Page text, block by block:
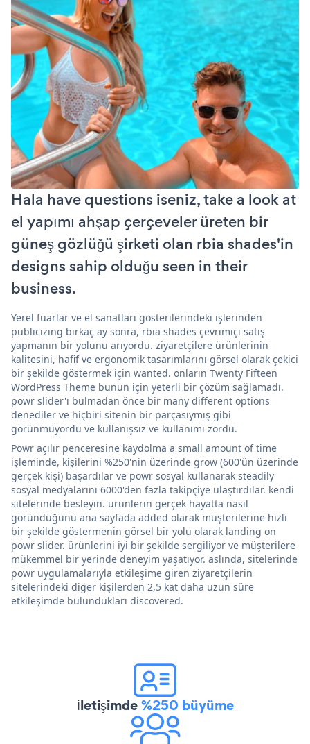
Hala have questions iseniz, take a look at
el yapımı ahşap çerçeveler üreten bir
güneş gözlüğü şirketi olan rbia shades'in
designs sahip olduğu seen in their
business.
Yerel fuarlar ve el sanatları gösterilerindeki işlerinden
publicizing birkaç ay sonra, rbia shades çevrimiçi satış
yapmanın bir yolunu arıyordu. ziyaretçilere ürünlerinin
kalitesini, hafif ve ergonomik tasarımlarını görsel olarak çekici
bir şekilde göstermek için wanted. onların Twenty Fifteen
WordPress Theme bunun için yeterli bir çözüm sağlamadı.
powr slider'ı bulmadan önce bir many different options
denediler ve hiçbiri sitenin bir parçasıymış gibi
görünmüyordu ve kullanışsız ve kullanımı zordu.
Powr açılır penceresine kaydolma a small amount of time
işleminde, kişilerini %250'nin üzerinde grow (600'ün üzerinde
gerçek kişi) başardılar ve powr sosyal kullanarak steadily
sosyal medyalarını 6000'den fazla takipçiye ulaştırdılar. kendi
sitelerinde besleyin. ürünlerin gerçek hayatta nasıl
göründüğünü ana sayfada added olarak müşterilerine hızlı
bir şekilde göstermenin görsel bir yolu olarak landing on
powr slider. ürünlerini iyi bir şekilde sergiliyor ve müşterilere
mükemmel bir yerinde deneyim yaşatıyor. aslında, sitelerinde
powr uygulamalarıyla etkileşime giren ziyaretçilerin
sitelerindeki diğer kişilerden 2,5 kat daha uzun süre
etkileşimde bulundukları discovered.
İletişimde%250 büyüme